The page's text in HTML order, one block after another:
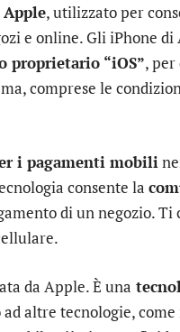
, utilizzato per
e online. Gli iPhone
proprietario “iOS”, per
comprese le
i pagamenti mobili
consente la
di un negozio. Ti
da Apple. È una
ad altre tecnologie,